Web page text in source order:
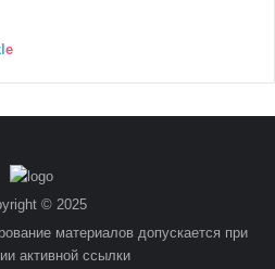
e
© 2025
материалов допускается при
активной ссылки